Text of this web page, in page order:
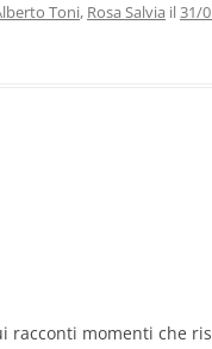
Toni, Rosa Salvia il31/
racconti momenti che